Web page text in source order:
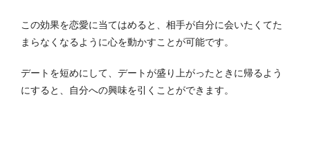
この効果を恋愛に当てはめると、相手が自分に会いたくてた
まらなくなるように心を動かすことが可能です。
デートを短めにして、デートが盛り上がったときに帰るよう
にすると、
自分への興味を引くことができます。